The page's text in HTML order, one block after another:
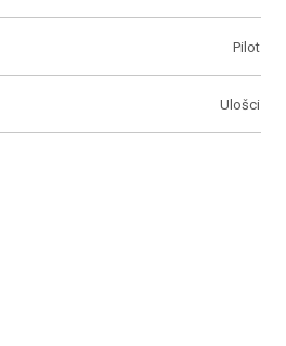
Pilot
Ulošci